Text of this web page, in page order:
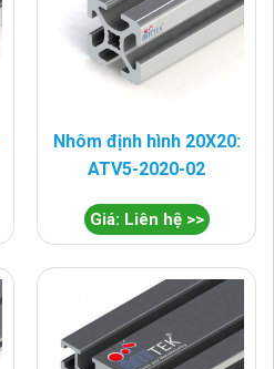
Nhôm định hình 20X20:
ATV5-2020-02
Giá: Liên hệ >>